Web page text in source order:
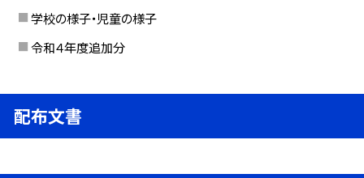
学校の様子・児童の様子
令和４年度追加分
配布文書